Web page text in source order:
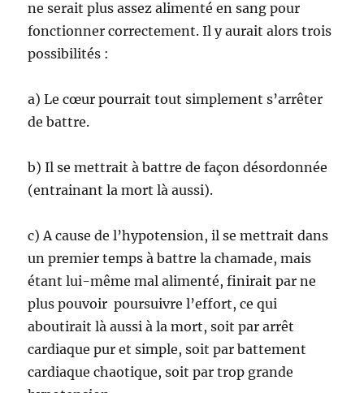
ne serait plus assez alimenté en sang pour
fonctionner correctement. Il y aurait alors trois
possibilités :
a) Le cœur pourrait tout simplement s’arrêter
de battre.
b) Il se mettrait à battre de façon désordonnée
(entrainant la mort là aussi).
c) A cause de l’hypotension, il se mettrait dans
un premier temps à battre la chamade, mais
étant lui-même mal alimenté, finirait par ne
plus pouvoir poursuivre l’effort, ce qui
aboutirait là aussi à la mort, soit par arrêt
cardiaque pur et simple, soit par battement
cardiaque chaotique, soit par trop grande